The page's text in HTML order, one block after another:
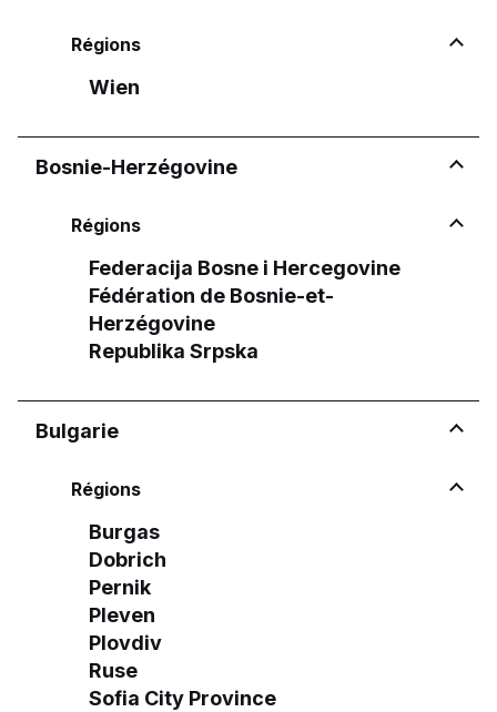
Régions
Wien
Bosnie-Herzégovine
Régions
Federacija Bosne i Hercegovine
Fédération de Bosnie-et-
Herzégovine
Republika Srpska
Bulgarie
Régions
Burgas
Dobrich
Pernik
Pleven
Plovdiv
Ruse
Sofia City Province